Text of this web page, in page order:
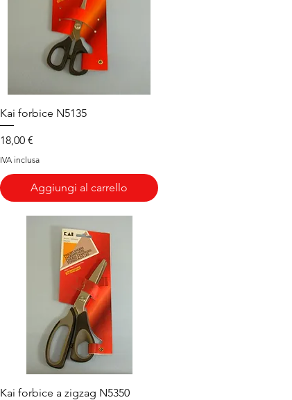
Vista rapida
Kai forbice N5135
Prezzo
18,00 €
IVA inclusa
Aggiungi al carrello
Vista rapida
Kai forbice a zigzag N5350